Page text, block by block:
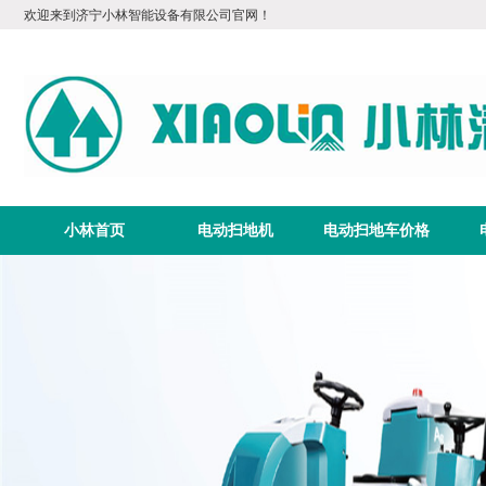
欢迎来到济宁小林智能设备有限公司官网！
小林首页 电动扫地机 电动扫地车价格